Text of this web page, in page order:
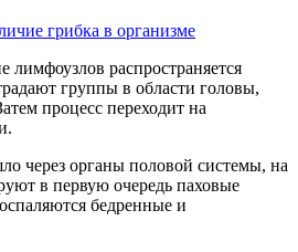
грибка в организме
лимфоузлов распространяется
группы в области головы,
процесс переходит на
через органы половой системы, на
в первую очередь паховые
бедренные и